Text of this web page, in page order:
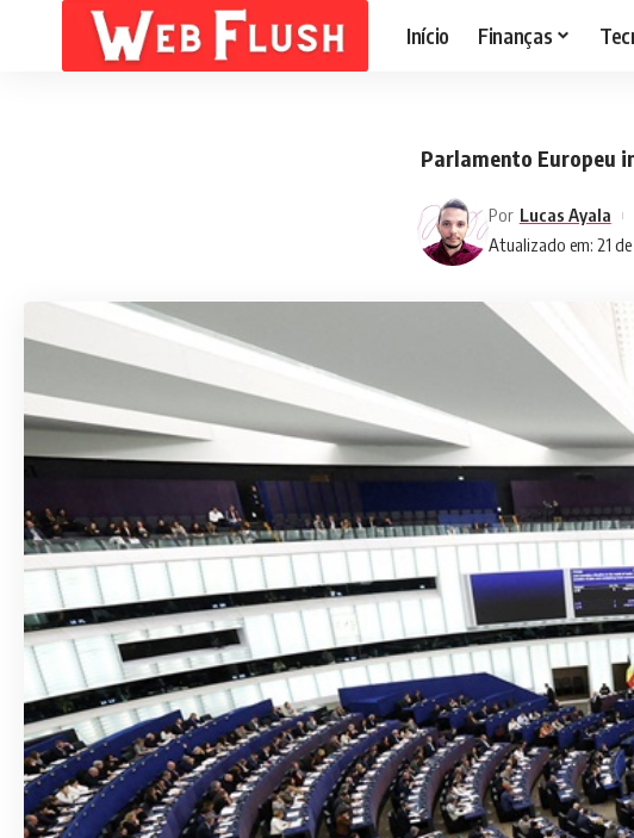
Início Finanças
Parlamento Europeu
Atualizado em: 21
Por Lucas Ayala